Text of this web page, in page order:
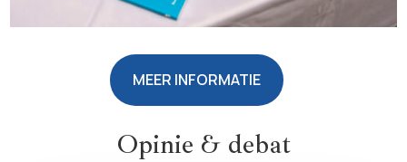
MEER INFORMATIE
Opinie & debat